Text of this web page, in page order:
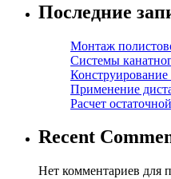
Последние
Монтаж
Системы
Применение
Расчет
Recent
Нет комментариев для